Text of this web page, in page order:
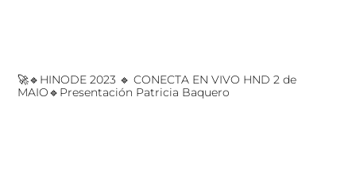
🚀🔹HINODE 2023 🔹 CONECTA EN VIVO HND 2 de
MAIO🔹Presentación Patricia Baquero